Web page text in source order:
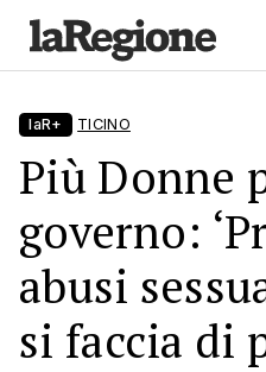
laR+ TICINO
Più Donne
governo:
abusi
si faccia di